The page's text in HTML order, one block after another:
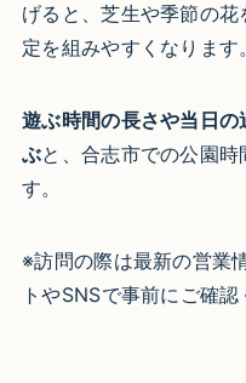
げると、芝生や季節の
定を組みやすくなります。
遊ぶ時間の長さや当日
ぶと、合志市での公園
す。
※訪問の際は最新の営業
トやSNSで事前にご確認